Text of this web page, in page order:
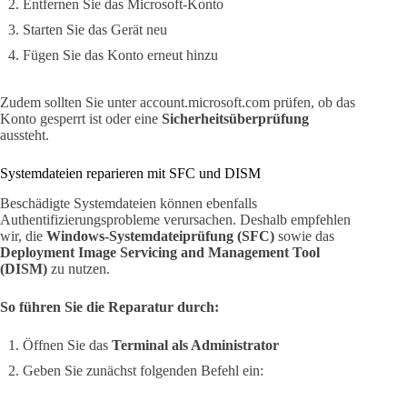
Entfernen Sie das Microsoft-Konto
Starten Sie das Gerät neu
Fügen Sie das Konto erneut hinzu
Zudem sollten Sie unter account.microsoft.com prüfen, ob das
Konto gesperrt ist oder eine Sicherheitsüberprüfung
aussteht.
Systemdateien reparieren mit SFC und DISM
Beschädigte Systemdateien können ebenfalls
Authentifizierungsprobleme verursachen. Deshalb empfehlen
wir, die Windows-Systemdateiprüfung (SFC) sowie das
Deployment Image Servicing and Management Tool
(DISM) zu nutzen.
So führen Sie die Reparatur durch:
Öffnen Sie das Terminal als Administrator
Geben Sie zunächst folgenden Befehl ein: